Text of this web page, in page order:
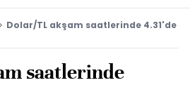
Dolar/TL akşam saatlerinde 4.31'de
saatlerinde